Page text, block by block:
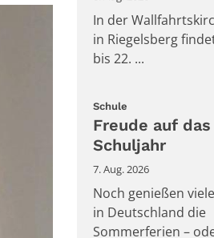
In der
in Riegelsberg
bis 22. ...
Schule
Freude auf
Schuljahr
7. Aug. 2026
Noch genießen
in Deutschland die
Sommerferien –